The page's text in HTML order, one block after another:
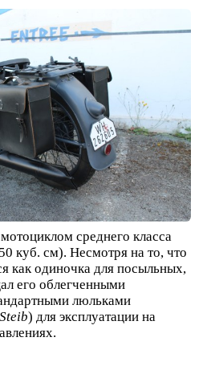
среднего класса
куб. см). Несмотря на то, что
как одиночка для посыльных,
его облегченными
люльками
Steib) для эксплуатации на